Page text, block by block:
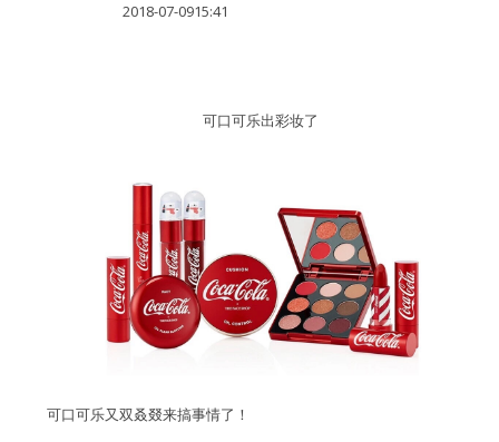
私家厨房
2018-07-0915:41
可口可乐出彩妆了
可口可乐又双叒叕来搞事情了！